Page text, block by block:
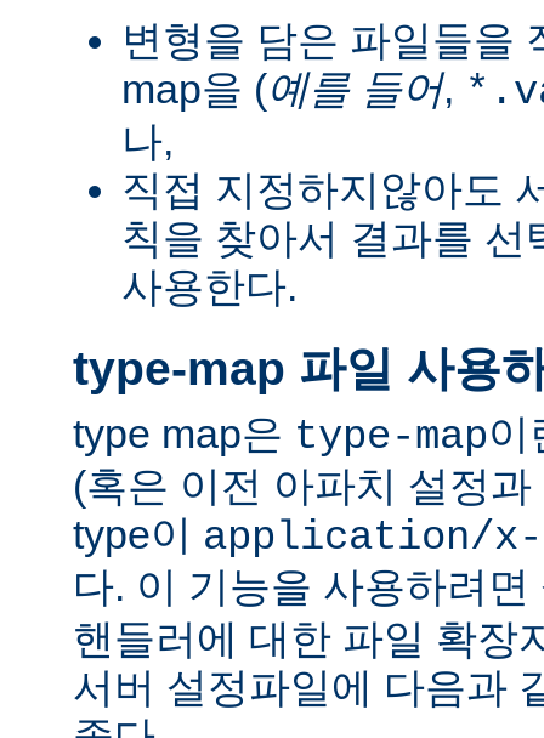
변형을 담은 파일들을
map을 (예를 들어,
나,
직접 지정하지않아도
칙을 찾아서 결과를
사용한다.
type-map 파일 사용
type map은 type-map이
(혹은 이전 아파치 설정
type이 application/x-
다. 이 기능을 사용하려
핸들러에 대한 파일 확장
서버 설정파일에 다음과